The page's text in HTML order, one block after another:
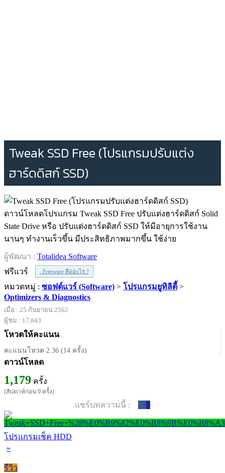
Tweak SSD Free (โปรแกรมปรับแต่ง
ฮาร์ดดิสก์ SSD)
ดาวน์โหลดโปรแกรม Tweak SSD Free ปรับแต่งฮาร์ดดิสก์ Solid
State Drive หรือ ปรับแต่งฮาร์ดดิสก์ SSD ให้มีอายุการใช้งาน
นานๆ ทำงานเร็วขึ้น มีประสิทธิภาพมากขึ้น ใช้ง่าย
ผู้พัฒนา : Totalidea Software
ฟรีแวร์
Freeware คืออะไร ?
หมวดหมู่ : ซอฟต์แวร์ (Software) > โปรแกรมยูทิลิตี้ >
Optimizers & Diagnostics
เมื่อ : 25 กันยายน 2562
ผู้ชม : 17,843
โหวตให้คะแนน
คะแนนโหวต 2.36 (14 ครั้ง)
ดาวน์โหลด
1,179 ครั้ง
(สัปดาห์ก่อน 0 ครั้ง)
แชร์บทความนี้ : 0
โปรแกรมเช็ค HDD
»
รีวิว